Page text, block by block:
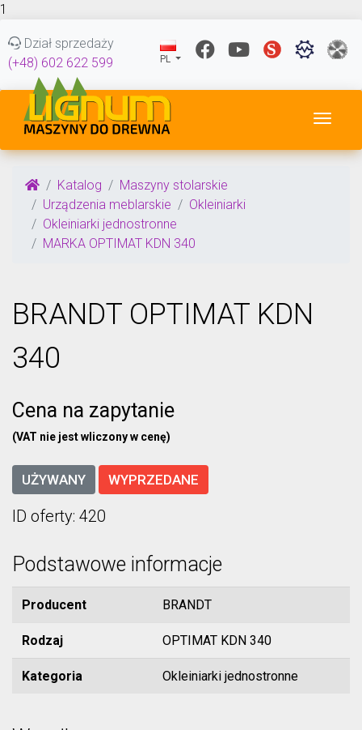
1
Dział sprzedaży
(+48) 602 622 599
PL
Katalog
Maszyny stolarskie
Urządzenia meblarskie
Okleiniarki
Okleiniarki jednostronne
MARKA OPTIMAT KDN 340
BRANDT OPTIMAT KDN
340
Cena na zapytanie
(VAT nie jest wliczony w cenę)
UŻYWANY WYPRZEDANE
ID oferty: 420
Podstawowe informacje
Producent BRANDT
Rodzaj OPTIMAT KDN 340
Kategoria Okleiniarki jednostronne